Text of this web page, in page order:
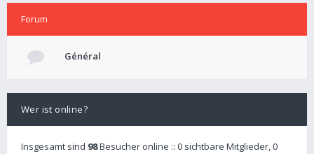
Forum
Général
Wer ist online?
Insgesamt sind 98Besucher online :: 0 sichtbare Mitglieder, 0